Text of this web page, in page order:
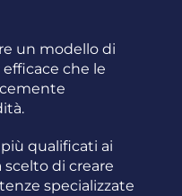
un modello di
che le
qualificati ai
di creare
specializzate